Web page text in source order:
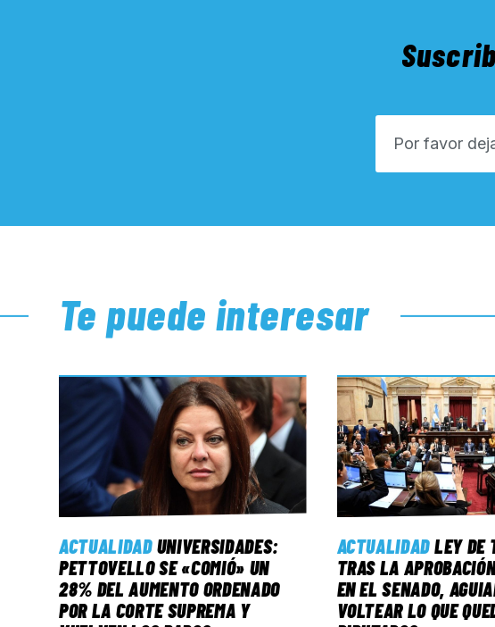
Te puede interesar
ACTUALIDAD UNIVERSIDADES:
PETTOVELLO SE «COMIÓ» UN
28% DEL AUMENTO ORDENADO
POR LA CORTE SUPREMA Y
ACTUALIDADLEY DE
TRAS LA
EN EL SENADO,
VOLTEAR LO QUE